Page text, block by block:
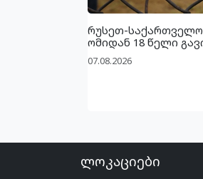
რუსეთ-
ომიდან 18 წელი
07.08.2026
ლოკაციები